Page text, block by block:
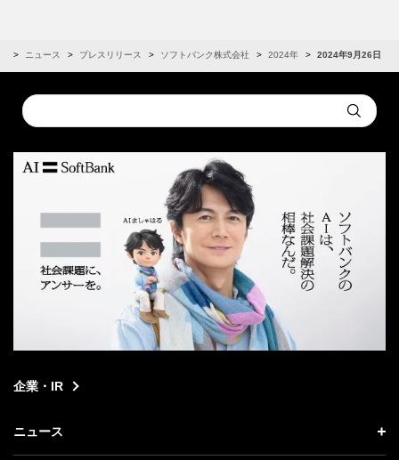
ニュース プレスリリース ソフトバンク株式会社 2024年 2024年9月26日
Conduct
a
Submit
企業・IR
ニュース